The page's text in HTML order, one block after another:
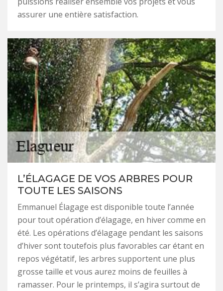
assurer une entière satisfaction.
L’ÉLAGAGE DE VOS ARBRES POUR
TOUTE LES SAISONS
Emmanuel Élagage est disponible toute l’année
pour tout opération d’élagage, en hiver comme en
été. Les opérations d’élagage pendant les saisons
d’hiver sont toutefois plus favorables car étant en
repos végétatif, les arbres supportent une plus
grosse taille et vous aurez moins de feuilles à
ramasser. Pour le printemps, il s’agira surtout de